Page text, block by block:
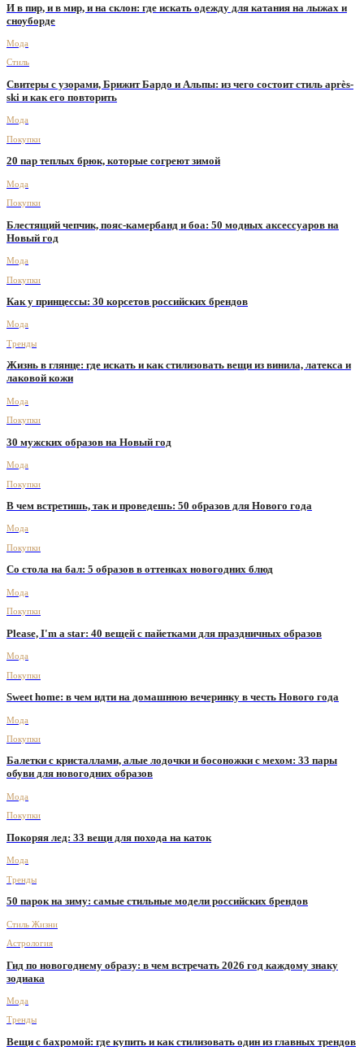
И в пир, и в мир, и на склон: где искать одежду для катания на лыжах и
сноуборде
Мода
Стиль
Свитеры с узорами, Брижит Бардо и Альпы: из чего состоит стиль après-
ski и как его повторить
Мода
Покупки
20 пар теплых брюк, которые согреют зимой
Мода
Покупки
Блестящий чепчик, пояс-камербанд и боа: 50 модных аксессуаров на
Новый год
Мода
Покупки
Как у принцессы: 30 корсетов российских брендов
Мода
Тренды
Жизнь в глянце: где искать и как стилизовать вещи из винила, латекса и
лаковой кожи
Мода
Покупки
30 мужских образов на Новый год
Мода
Покупки
В чем встретишь, так и проведешь: 50 образов для Нового года
Мода
Покупки
Со стола на бал: 5 образов в оттенках новогодних блюд
Мода
Покупки
Please, I'm a star: 40 вещей с пайетками для праздничных образов
Мода
Покупки
Sweet home: в чем идти на домашнюю вечеринку в честь Нового года
Мода
Покупки
Балетки с кристаллами, алые лодочки и босоножки с мехом: 33 пары
обуви для новогодних образов
Мода
Покупки
Покоряя лед: 33 вещи для похода на каток
Мода
Тренды
50 парок на зиму: самые стильные модели российских брендов
Стиль Жизни
Астрология
Гид по новогоднему образу: в чем встречать 2026 год каждому знаку
зодиака
Мода
Тренды
Вещи с бахромой: где купить и как стилизовать один из главных трендов